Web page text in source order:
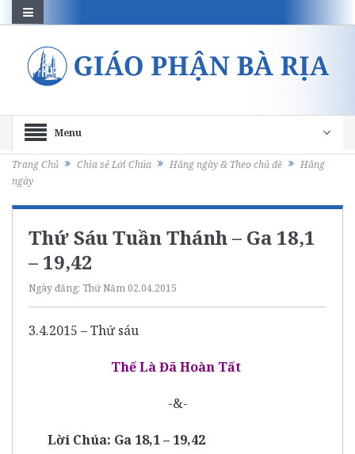
Menu
Trang Chủ Chia sẻ Lời Chúa Hằng ngày & Theo chủ đề
Hằng
ngày
Thứ Sáu Tuần Thánh – Ga 18,1
– 19,42
Ngày đăng: Thứ Năm 02.04.2015
3.4.2015 – Thứ sáu
Thế Là Đã Hoàn Tất
-&-
Lời Chúa: Ga 18,1 – 19,42